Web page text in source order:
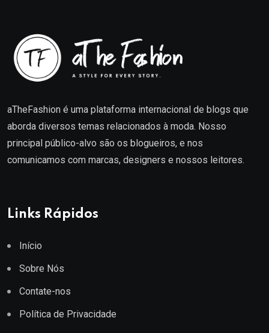
aTheFashion é uma plataforma internacional de blogs que
aborda diversos temas relacionados à moda. Nosso
principal público-alvo são os blogueiros, e nos
comunicamos com marcas, designers e nossos leitores.
Links Rápidos
Início
Sobre Nós
Contate-nos
Política de Privacidade